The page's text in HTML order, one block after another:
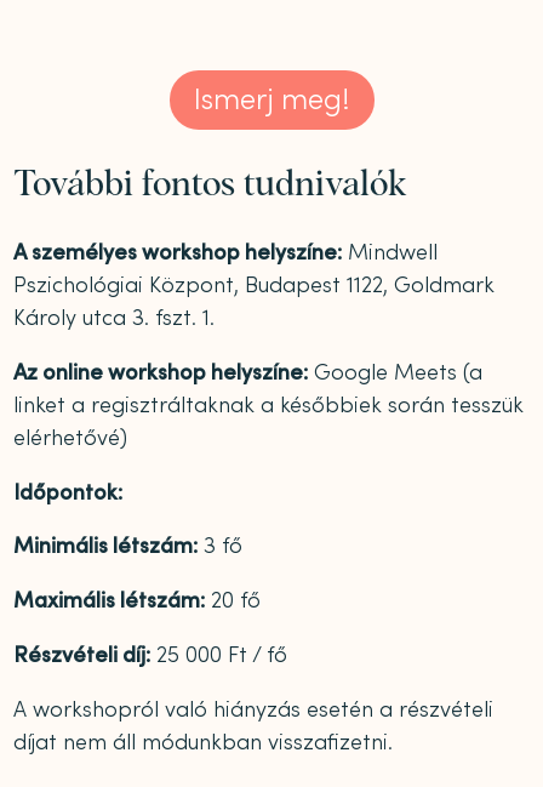
Ismerj meg!
További fontos tudnivalók
A személyes workshop helyszíne: Mindwell
Pszichológiai Központ, Budapest 1122, Goldmark
Károly utca 3. fszt. 1.
Az online workshop helyszíne: Google Meets (a
linket a regisztráltaknak a későbbiek során tesszük
elérhetővé)
Időpontok:
Minimális létszám: 3 fő
Maximális létszám: 20 fő
Részvételi díj: 25 000 Ft / fő
A workshopról való hiányzás esetén a részvételi
díjat nem áll módunkban visszafizetni.